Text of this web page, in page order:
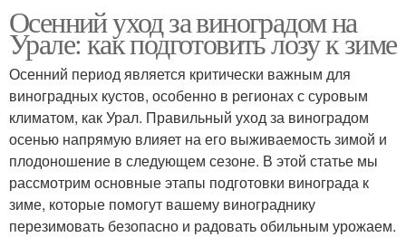
Осенний уход за виноградом на
Урале: как подготовить лозу к зиме
Осенний период является критически важным для
виноградных кустов, особенно в регионах с суровым
климатом, как Урал. Правильный уход за виноградом
осенью напрямую влияет на его выживаемость зимой и
плодоношение в следующем сезоне. В этой статье мы
рассмотрим основные этапы подготовки винограда к
зиме, которые помогут вашему винограднику
перезимовать безопасно и радовать обильным урожаем.